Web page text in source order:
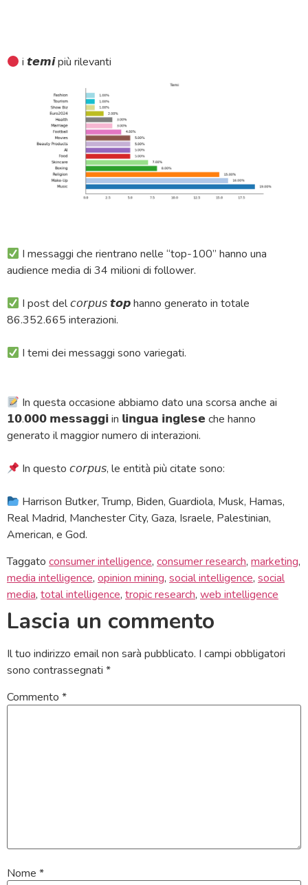
i 𝙩𝙚𝙢𝙞 più rilevanti
I messaggi che rientrano nelle “top-100” hanno una
audience media di 34 milioni di follower.
I post del 𝘤𝘰𝘳𝘱𝘶𝘴 𝙩𝙤𝙥 hanno generato in totale
86.352.665 interazioni.
I temi dei messaggi sono variegati.
In questa occasione abbiamo dato una scorsa anche ai
𝟭𝟬.𝟬𝟬𝟬 𝗺𝗲𝘀𝘀𝗮𝗴𝗴𝗶 in 𝗹𝗶𝗻𝗴𝘂𝗮 𝗶𝗻𝗴𝗹𝗲𝘀𝗲 che hanno
generato il maggior numero di interazioni.
In questo 𝘤𝘰𝘳𝘱𝘶𝘴, le entità più citate sono:
Harrison Butker, Trump, Biden, Guardiola, Musk, Hamas,
Real Madrid, Manchester City, Gaza, Israele, Palestinian,
American, e God.
Taggato consumer intelligence, consumer research, marketing,
media intelligence, opinion mining, social intelligence, social
media, total intelligence, tropic research, web intelligence
Lascia un commento
Il tuo indirizzo email non sarà pubblicato. I campi obbligatori
sono contrassegnati *
Commento *
Nome *